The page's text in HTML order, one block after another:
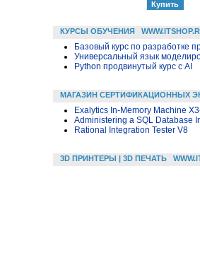
КУРСЫ ОБУЧЕНИЯ
Базовый курс по разработке
Универсальный язык
Python продвинутый курс с AI
МАГАЗИН СЕРТИФИКАЦИОННЫХ
Exalytics In-Memory Machine
Administering a SQL Database
Rational Integration Tester V8
3D ПРИНТЕРЫ | 3D ПЕЧАТЬ